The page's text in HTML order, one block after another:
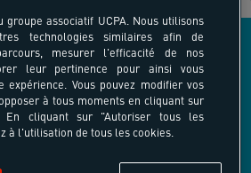
COMPRISES DANS
L’OFFRE
groupe associatif UCPA. Nous utilisons
technologies similaires afin de
mesurer l'efficacité de nos
leur pertinence pour ainsi vous
expérience. Vous pouvez modifier vos
à tous moments en cliquant sur
En cliquant sur "Autoriser tous les
à l'utilisation de tous les cookies.